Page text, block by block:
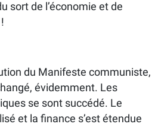
sort de l’économie et de
du Manifeste communiste,
évidemment. Les
se sont succédé. Le
et la finance s’est étendue